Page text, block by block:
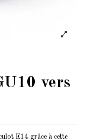
vers
culot E14 grâce à cette